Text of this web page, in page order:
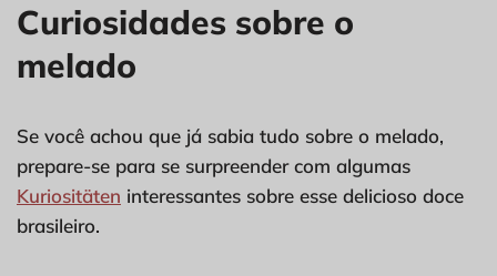
Curiosidades sobre o
melado
Se você achou que já sabia tudo sobre o melado,
prepare-se para se surpreender com algumas
Kuriositäten interessantes sobre esse delicioso doce
brasileiro.